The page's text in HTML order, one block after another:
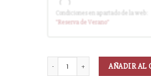
Entrega en cuanto el pedido esté
disponible (sin descuento)
Condiciones en apartado de la web:
"Reservade Verano"
AÑADIR AL